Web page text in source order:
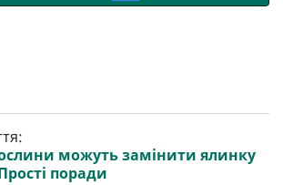
можуть замінити ялинку
поради